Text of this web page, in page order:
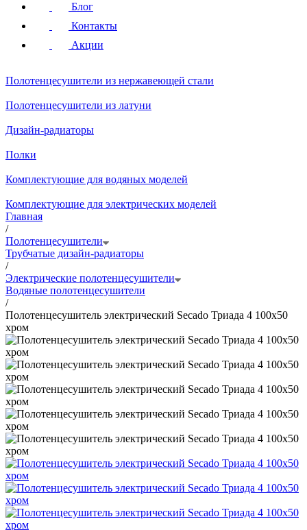
Блог
Контакты
Акции
Полотенцесушители из нержавеющей стали
Полотенцесушители из латуни
Дизайн-радиаторы
Полки
Комплектующие для водяных моделей
Комплектующие для электрических моделей
Главная
/
Полотенцесушители
Трубчатые дизайн-радиаторы
/
Электрические полотенцесушители
Водяные полотенцесушители
/
Полотенцесушитель электрический Secado Триада 4 100x50
хром